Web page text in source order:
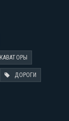
ДОРОГИ